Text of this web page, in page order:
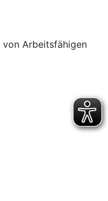
Arbeitsfähigen